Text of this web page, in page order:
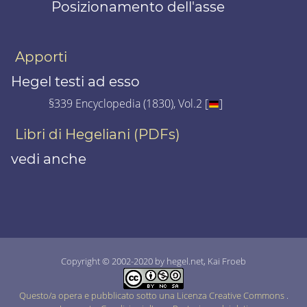
Posizionamento dell'asse
Apporti
Hegel testi ad esso
§339 Encyclopedia (1830), Vol.2 [ ]
Libri di Hegeliani (PDFs)
vedi anche
Copyright © 2002-2020 by hegel.net, Kai Froeb
Questo/a opera e pubblicato sotto una Licenza Creative Commons .